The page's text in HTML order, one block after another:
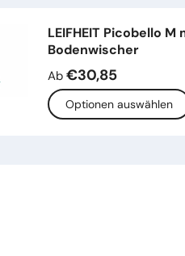
LEIFHEIT Picobello
Bodenwischer
Ab€30,85
Optionen auswählen